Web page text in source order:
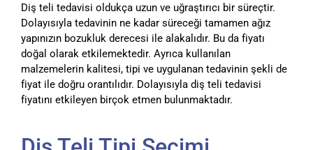
Diş teli tedavisi oldukça uzun ve uğraştırıcı bir süreçtir.
Dolayısıyla tedavinin ne kadar süreceği tamamen ağız
yapınızın bozukluk derecesi ile alakalıdır. Bu da fiyatı
doğal olarak etkilemektedir. Ayrıca kullanılan
malzemelerin kalitesi, tipi ve uygulanan tedavinin şekli de
fiyat ile doğru orantılıdır. Dolayısıyla diş teli tedavisi
fiyatını etkileyen birçok etmen bulunmaktadır.